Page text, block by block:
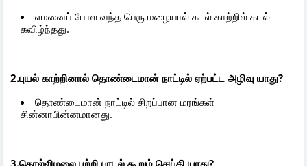
எமனைப் போல வந்த பெரு மழையால் கடல் காற்றில் கடல்
கவிழ்ந்தது.
2.புயல் காற்றினால் தொண்டைமான் நாட்டில் ஏற்பட்ட அழிவு யாது?
தொண்டைமான் நாட்டில் சிறப்பான மரங்கள்
சின்னாபின்னமானது.
3.கொல்லிமலை பற்றி பாடல் கூறும் செய்தி யாது?